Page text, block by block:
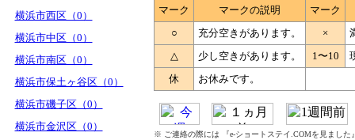
横浜市西区（0）
横浜市中区（0）
横浜市南区（0）
横浜市保土ヶ谷区（0）
横浜市磯子区（0）
横浜市金沢区（0）
マーク マークの説明
マーク
○
充分空きがあります。 ×
△
少し空きがあります。 1〜10
休
お休みです。
※ ご連絡の際には 『e-ショートステイ.COMを見まし